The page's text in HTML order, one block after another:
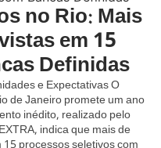
no Rio: Mais
em 15
Definidas
e Expectativas O
de Janeiro promete um ano
inédito, realizado pelo
indica que mais de